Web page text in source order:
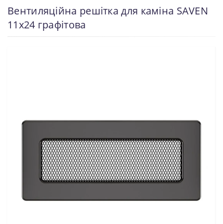
Вентиляційна решітка для каміна SAVEN
11х24 графітова